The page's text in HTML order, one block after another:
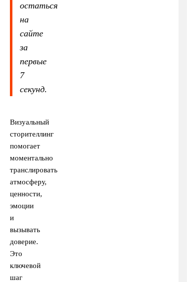
остаться
на
сайте
за
первые
7
секунд.
Визуальный
сторителлинг
помогает
моментально
транслировать
атмосферу,
ценности,
эмоции
и
вызывать
доверие.
Это
ключевой
шаг